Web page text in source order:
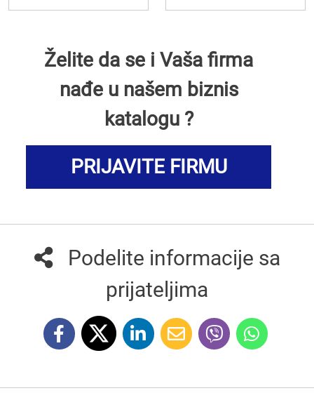
Želite da se i Vaša firma
nađe u našem biznis
katalogu ?
PRIJAVITE FIRMU
Podelite informacije sa
prijateljima